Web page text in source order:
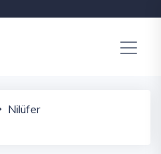
Nilüfer